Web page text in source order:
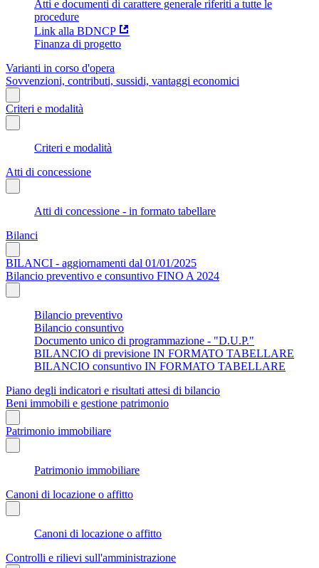
Atti e documenti di carattere generale riferiti a tutte le
procedure
Link alla BDNCP
Finanza di progetto
Varianti in corso d'opera
Sovvenzioni, contributi, sussidi, vantaggi economici
Criteri e modalità
Criteri e modalità
Atti di concessione
Atti di concessione - in formato tabellare
Bilanci
BILANCI - aggiornamenti dal 01/01/2025
Bilancio preventivo e consuntivo FINO A 2024
Bilancio preventivo
Bilancio consuntivo
Documento unico di programmazione - "D.U.P."
BILANCIO di previsione IN FORMATO TABELLARE
BILANCIO consuntivo IN FORMATO TABELLARE
Piano degli indicatori e risultati attesi di bilancio
Beni immobili e gestione patrimonio
Patrimonio immobiliare
Patrimonio immobiliare
Canoni di locazione o affitto
Canoni di locazione o affitto
Controlli e rilievi sull'amministrazione